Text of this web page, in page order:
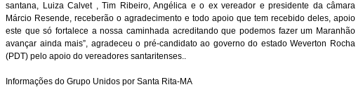
santana, Luiza Calvet , Tim Ribeiro, Angélica e o ex vereador e presidente da câmara
Márcio Resende, receberão o agradecimento e todo apoio que tem recebido deles, apoio
este que só fortalece a nossa caminhada acreditando que podemos fazer um Maranhão
avançar ainda mais”, agradeceu o pré-candidato ao governo do estado Weverton Rocha
(PDT) pelo apoio do vereadores santaritenses..
Informações do Grupo Unidos por Santa Rita-MA